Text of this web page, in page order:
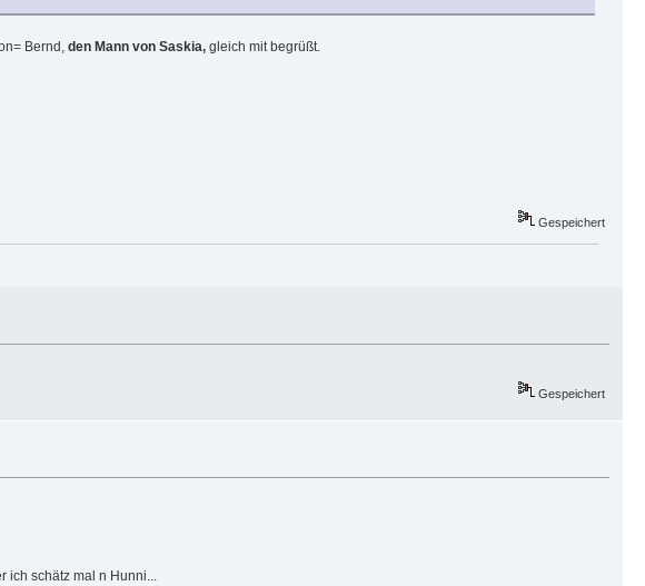
Bernd, den Mann von Saskia,gleich mit begrüßt.
Gespeichert
Gespeichert
ich schätz mal n Hunni...